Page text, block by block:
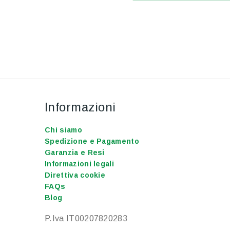
Informazioni
Chi siamo
Spedizione e Pagamento
Garanzia e Resi
Informazioni legali
Direttiva cookie
FAQs
Blog
P.Iva IT00207820283